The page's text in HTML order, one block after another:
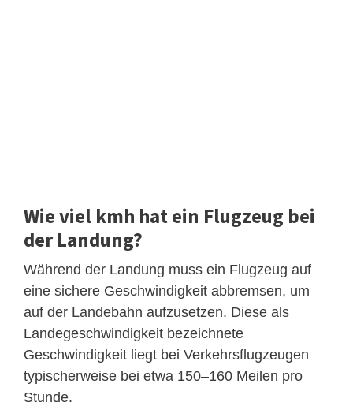
Wie viel kmh hat ein Flugzeug bei
der Landung?
Während der Landung muss ein Flugzeug auf
eine sichere Geschwindigkeit abbremsen, um
auf der Landebahn aufzusetzen. Diese als
Landegeschwindigkeit bezeichnete
Geschwindigkeit liegt bei Verkehrsflugzeugen
typischerweise bei etwa 150–160 Meilen pro
Stunde.